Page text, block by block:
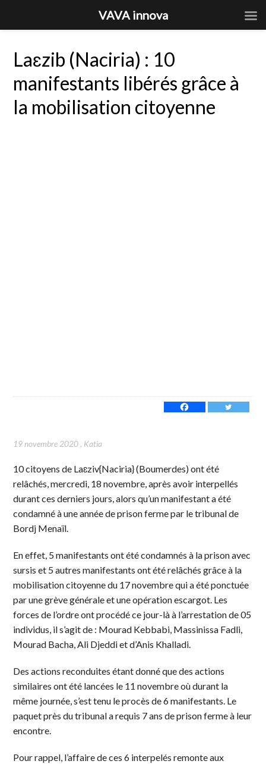
Laɛzib (Naciria) : 10
manifestants libérés grâce à
la mobilisation citoyenne
19 novembre 2020, Katia
10 citoyens de Laɛziv{Naciria} (Boumerdes) ont été
relâchés, mercredi, 18 novembre, après avoir interpellés
durant ces derniers jours, alors qu’un manifestant a été
condamné à une année de prison ferme par le tribunal de
Bordj Menaïl.
En effet, 5 manifestants ont été condamnés à la prison avec
sursis et 5 autres manifestants ont été relâchés grâce à la
mobilisation citoyenne du 17 novembre qui a été ponctuée
par une grève générale et une opération escargot. Les
forces de l’ordre ont procédé ce jour-là à l’arrestation de 05
individus, il s’agit de : Mourad Kebbabi, Massinissa Fadli,
Mourad Bacha, Ali Djeddi et d’Anis Khalladi.
Des actions reconduites étant donné que des actions
similaires ont été lancées le 11 novembre où durant la
même journée, s’est tenu le procès de 6 manifestants. Le
paquet près du tribunal a requis 7 ans de prison ferme à leur
encontre.
Pour rappel, l’affaire de ces 6 interpelés remonte aux
VAVA innova